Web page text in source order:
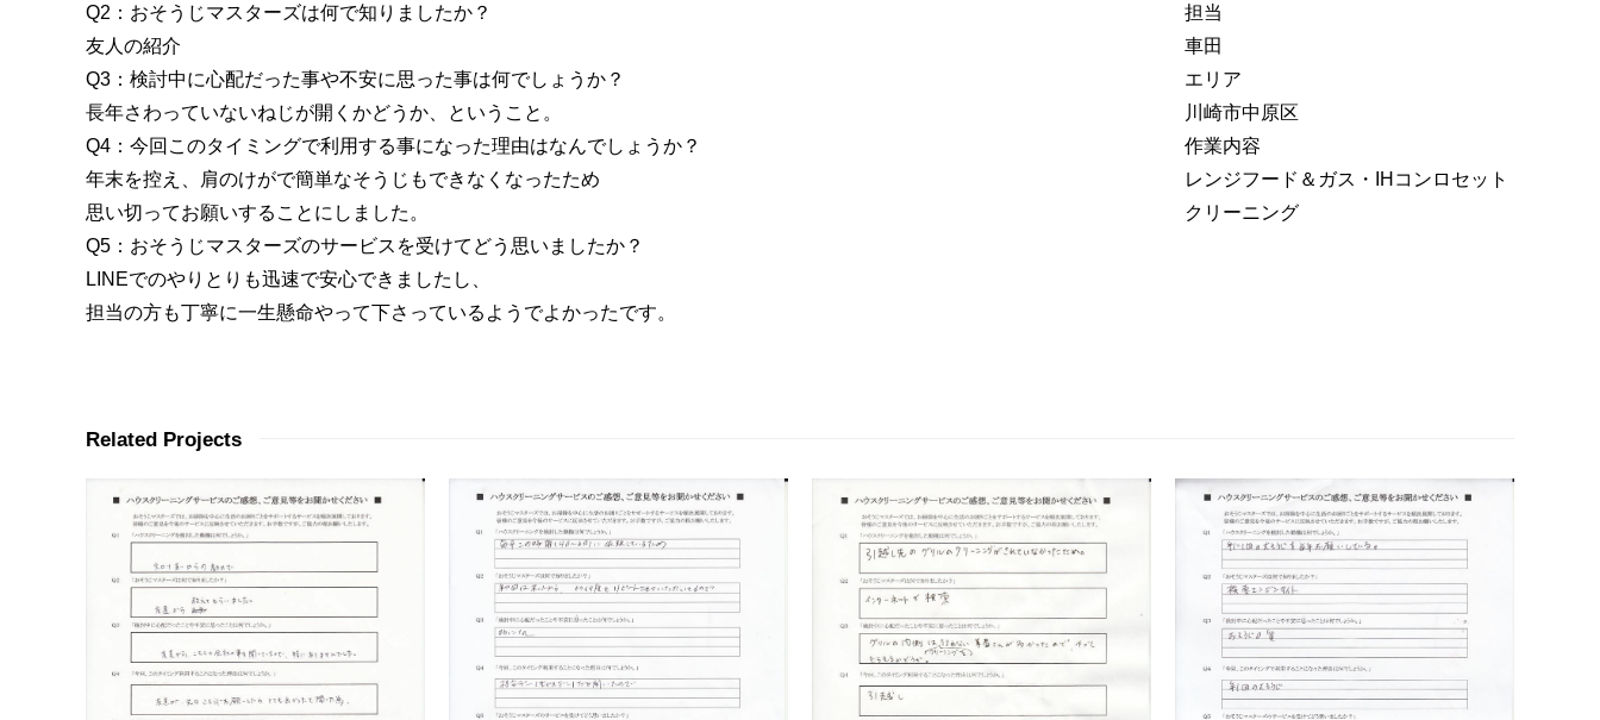
Q2：おそうじマスターズは何で知りましたか？
友人の紹介
Q3：検討中に心配だった事や不安に思った事は何でしょうか？
長年さわっていないねじが開くかどうか、ということ。
Q4：今回このタイミングで利用する事になった理由はなんでしょうか？
年末を控え、肩のけがで簡単なそうじもできなくなったため
思い切ってお願いすることにしました。
Q5：おそうじマスターズのサービスを受けてどう思いましたか？
LINEでのやりとりも迅速で安心できましたし、
担当の方も丁寧に一生懸命やって下さっているようでよかったです。
担当
車田
エリア
川崎市中原区
作業内容
レンジフード＆ガス・IHコンロセット
クリーニング
Related Projects